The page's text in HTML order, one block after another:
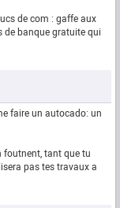
de com : gaffe aux
de banque gratuite qui
faire un autocado: un
foutnent, tant que tu
pas tes travaux a